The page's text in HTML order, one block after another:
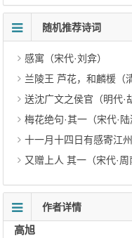
随机推荐诗词
感寓（宋代·刘弇）
兰陵王 芦花，和麟楥（
送沈广文之侯官（明代·
梅花绝句·其一（宋代·陆
十一月十四日有感寄江州
又赠上人 其一（宋代·周
作者详情
高旭